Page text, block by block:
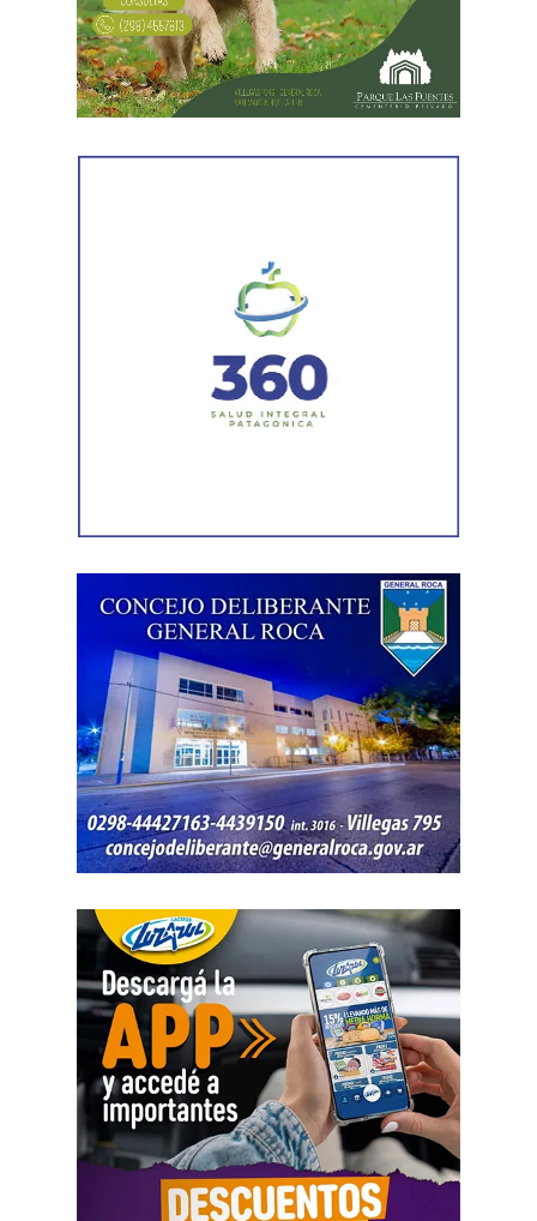
reforzado con dos nuevas cuadrillas de trabajo y dos
camiones bacheadores, lo que permitirá incrementar
el ritmo de ejecución y optimizar las tareas de
mantenimiento en distintos puntos del Alto Valle.
Por otra parte, el organismo avanza con el relevamiento
sectores más deteriorados y mejorar las condiciones de